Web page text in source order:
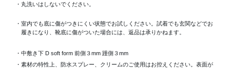
・丸洗いはしないでください。
・室内でも底に傷がつきにくい状態でお試しください。試着でも玄関などでお
履きになり、靴底に傷がついた場合には、返品は承りかねます。
・中敷き下 D soft form 前側３mm 踵側３mm
・素材の特性上、防水スプレー、クリームのご使用はお控えください。表面が